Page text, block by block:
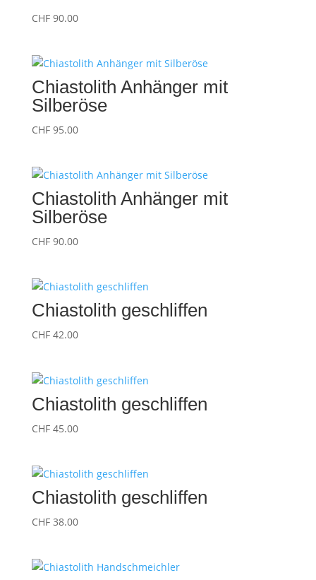
CHF90.00
Chiastolith Anhänger mit
Silberöse
CHF95.00
Chiastolith Anhänger mit
Silberöse
CHF90.00
Chiastolith geschliffen
CHF42.00
Chiastolith geschliffen
CHF45.00
Chiastolith geschliffen
CHF38.00